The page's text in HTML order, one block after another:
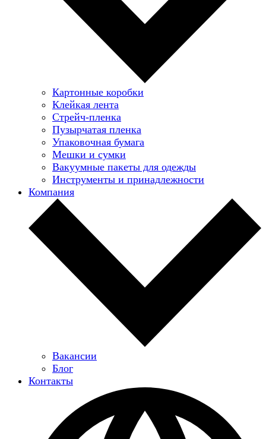
Картонные коробки
Клейкая лента
Стрейч-пленка
Пузырчатая пленка
Упаковочная бумага
Мешки и сумки
Вакуумные пакеты для одежды
Инструменты и принадлежности
Компания
Вакансии
Блог
Контакты